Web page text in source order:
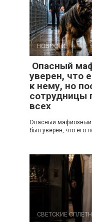
НОВОСТИ
Опасный
уверен, что
к нему, но
сотрудницы
всех
Опасный мафиозный
был уверен, что его
СВЕТСКИЕ